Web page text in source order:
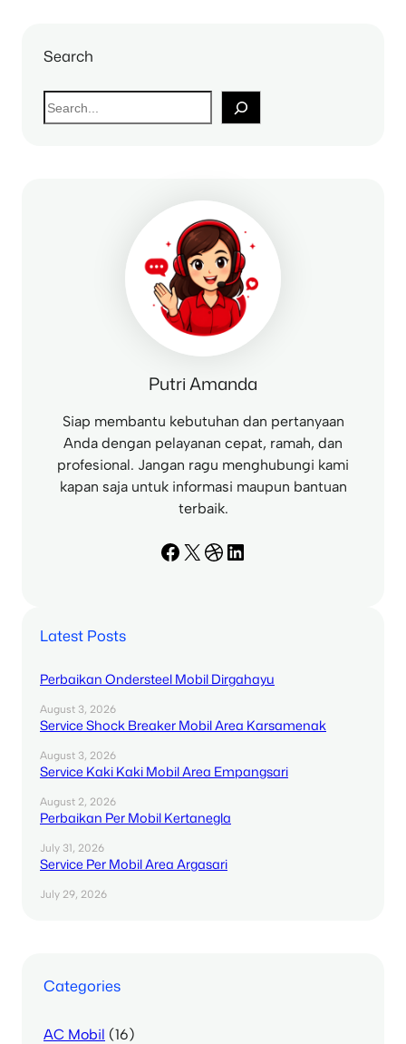
Search
S
e
Putri Amanda
Siap membantu kebutuhan dan pertanyaan
Anda dengan pelayanan cepat, ramah, dan
profesional. Jangan ragu menghubungi kami
kapan saja untuk informasi maupun bantuan
terbaik.
Facebook X Dribbble LinkedIn
Latest Posts
Perbaikan Ondersteel Mobil Dirgahayu
August 3, 2026
Service Shock Breaker Mobil Area Karsamenak
August 3, 2026
Service Kaki Kaki Mobil Area Empangsari
August 2, 2026
Perbaikan Per Mobil Kertanegla
July 31, 2026
Service Per Mobil Area Argasari
July 29, 2026
Categories
AC Mobil (16)